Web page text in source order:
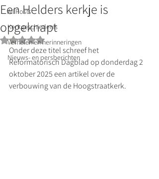
All Posts
Kerkgeschiedenis
Verhalen en herinneringen
Nieuws- en persberichten
Een Helders kerkje is
opgeknapt
Beoordeeld met NaN uit 5 sterren.
Onder deze titel schreef het
Reformatorisch Dagblad op donderdag 2
oktober 2025 een artikel over de
verbouwing van de Hoogstraatkerk.